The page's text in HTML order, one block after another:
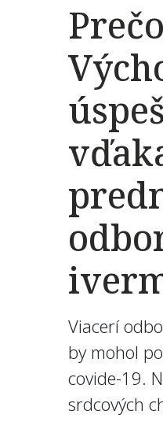
Viacerí
by mohol
covide-19.
srdcových